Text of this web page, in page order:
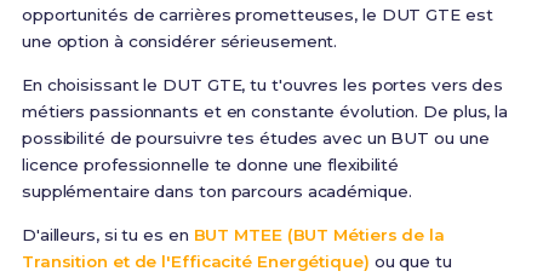
opportunités de carrières prometteuses, le DUT GTE est
une option à considérer sérieusement.
En choisissant le DUT GTE, tu t'ouvres les portes vers des
métiers passionnants et en constante évolution. De plus, la
possibilité de poursuivre tes études avec un BUT ou une
licence professionnelle te donne une flexibilité
supplémentaire dans ton parcours académique.
D'ailleurs, si tu es en BUT MTEE (BUT Métiers de la
Transition et de l'Efficacité Energétique) ou que tu